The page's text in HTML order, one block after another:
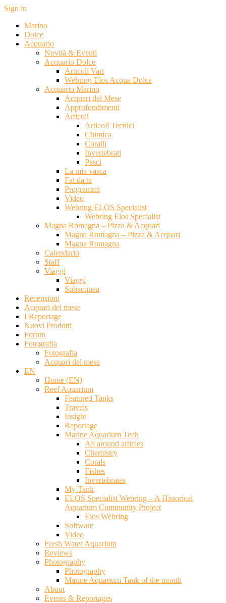
Sign in
Marino
Dolce
Acquario
Novità & Eventi
Acquario Dolce
Articoli Vari
Webring Elos Acqua Dolce
Acquario Marino
Acquari del Mese
Approfondimenti
Articoli
Articoli Tecnici
Chimica
Coralli
Invertebrati
Pesci
La mia vasca
Fai da te
Programmi
Video
Webring ELOS Specialist
Webring Elos Specialist
Magna Romagna – Pizza & Acquari
Magna Romagna – Pizza & Acquari
Magna Romagna
Calendario
Staff
Viaggi
Viaggi
Subacquea
Recensioni
Acquari del mese
I Reportage
Nuovi Prodotti
Forum
Fotografia
Fotografia
Acquari del mese
EN
Home (EN)
Reef Aquarium
Featured Tanks
Travels
Insight
Reportage
Marine Aquarium Tech
All around articles
Chemistry
Corals
Fishes
Invertebrates
My Tank
ELOS Specialist Webring – A Historical
Aquarium Community Project
Elos Webring
Software
Video
Fresh Water Aquarium
Reviews
Photography
Photography
Marine Aquarium Tank of the month
About
Events & Reportages